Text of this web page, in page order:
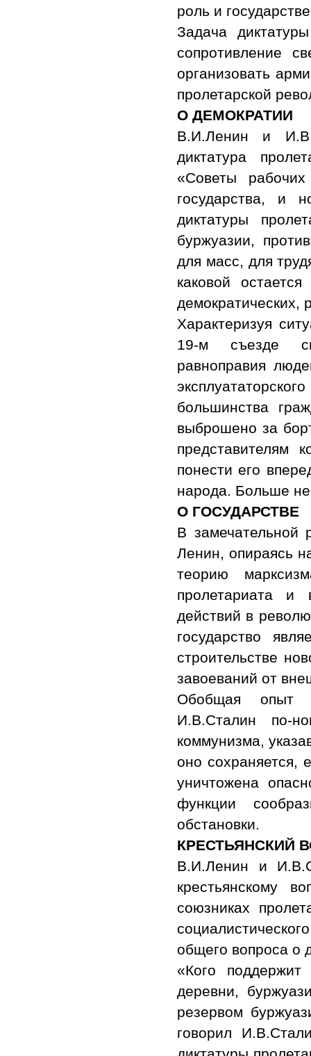
роль и
Задача
сопротивление
организовать
пролетарской
О ДЕМОКРАТИИ
В.И.Ленин и
диктатура
«Советы
государства, и
диктатуры
буржуазии,
для масс, для
каковой
демократических,
Характеризуя
19-м съезде
равноправия
большинства
выброшено за
представителям
понести его
народа. Больше
О ГОСУДАРСТВЕ
В замечательной
Ленин, опираясь
теорию
пролетариата и
действий в
государство
строительстве
завоеваний от
Обобщая опыт
И.В.Сталин по-
коммунизма,
оно сохраняется,
уничтожена
функции
обстановки.
КРЕСТЬЯНСКИЙ
В.И.Ленин и
крестьянскому
союзниках
общего вопроса о
«Кого
деревни,
резервом
говорил